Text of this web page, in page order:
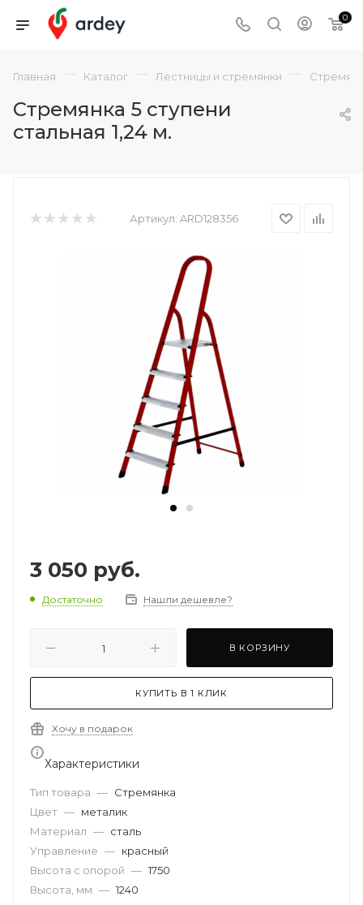
0
Главная — Каталог — Лестницы и стремянки —
Стремянка 5 ступени
стальная 1,24 м.
Артикул: ARD128356
3 050 руб.
Достаточно Нашли дешевле?
В КОРЗИНУ
КУПИТЬ В 1 КЛИК
Хочу в подарок
Характеристики
Тип товара — Стремянка
Цвет — металик
Материал — сталь
Управление — красный
Высота с опорой — 1750
Высота, мм — 1240